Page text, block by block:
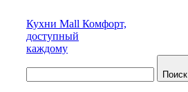
Кухни Mall Комфорт,
доступный
каждому
Поиск